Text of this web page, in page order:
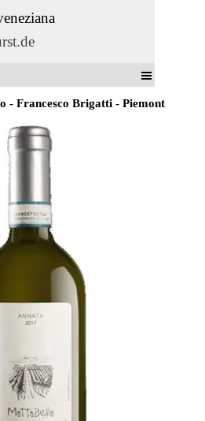
- Francesco Brigatti - Piemont